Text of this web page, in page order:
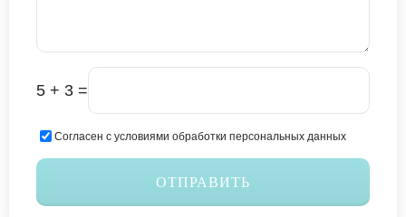
5 + 3 =
Согласен с условиями обработки персональных данных
ОТПРАВИТЬ